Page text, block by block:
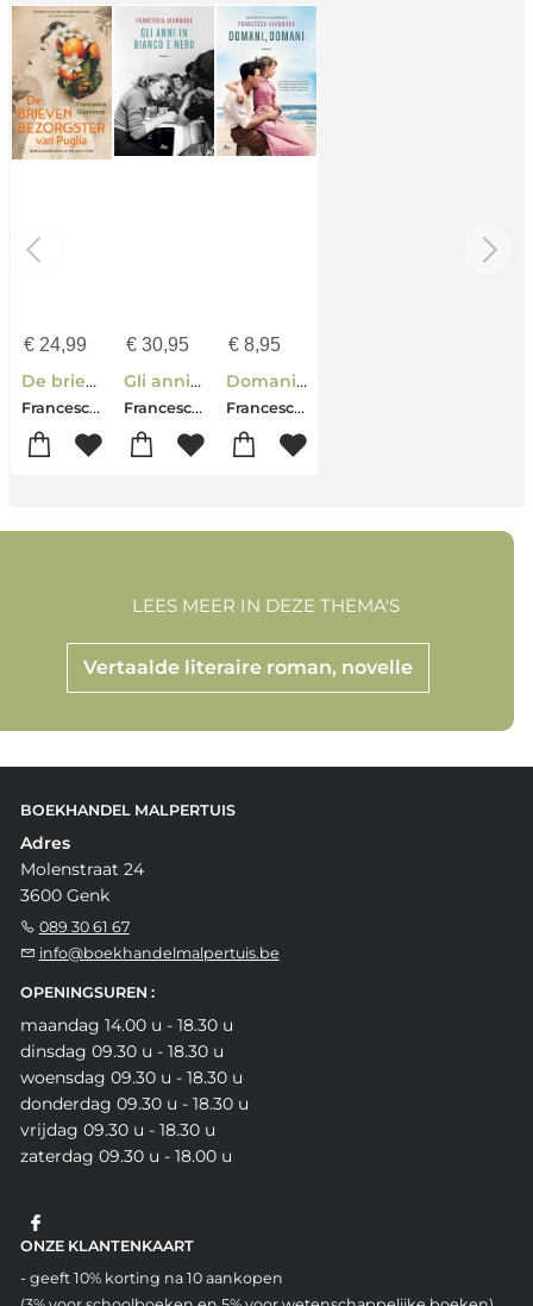
€24,99
De brievenbezorgster van Puglia
Francesca Giannone
€30,95
Gli anni in bianco e nero
Francesca Giannone
€ 8,95
Domani, domani
Francesca Giannone
Vertaalde literaire roman, novelle
LEES MEER IN DEZE THEMA'S
BOEKHANDEL MALPERTUIS
Adres
Molenstraat 24
3600 Genk
089 30 61 67
info@boekhandelmalpertuis.be
OPENINGSUREN :
maandag 14.00 u - 18.30 u
dinsdag 09.30 u - 18.30 u
woensdag 09.30 u - 18.30 u
donderdag 09.30 u - 18.30 u
vrijdag 09.30 u - 18.30 u
zaterdag 09.30 u - 18.00 u
ONZE KLANTENKAART
- geeft 10% korting na 10 aankopen